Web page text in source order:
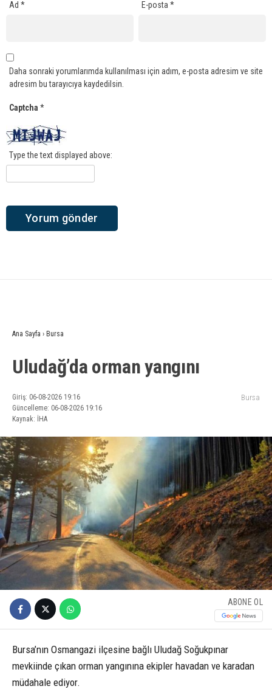
Ad * E-posta*
Daha sonraki yorumlarımda kullanılması için adım, e-posta adresim ve site
adresim bu tarayıcıya kaydedilsin.
Captcha *
Type the text displayed above:
Ana Sayfa › Bursa
Uludağ’da orman yangını
Giriş: 06-08-2026 19:16
Güncelleme: 06-08-2026 19:16
Kaynak: İHA
Bursa
ABONE OL
Bursa’nın Osmangazi ilçesine bağlı Uludağ Soğukpınar
mevkiinde çıkan orman yangınına ekipler havadan ve karadan
müdahale ediyor.